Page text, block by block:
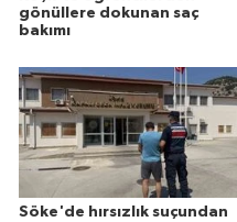
gönüllere dokunan saç
bakımı
Söke'de hırsızlık suçundan